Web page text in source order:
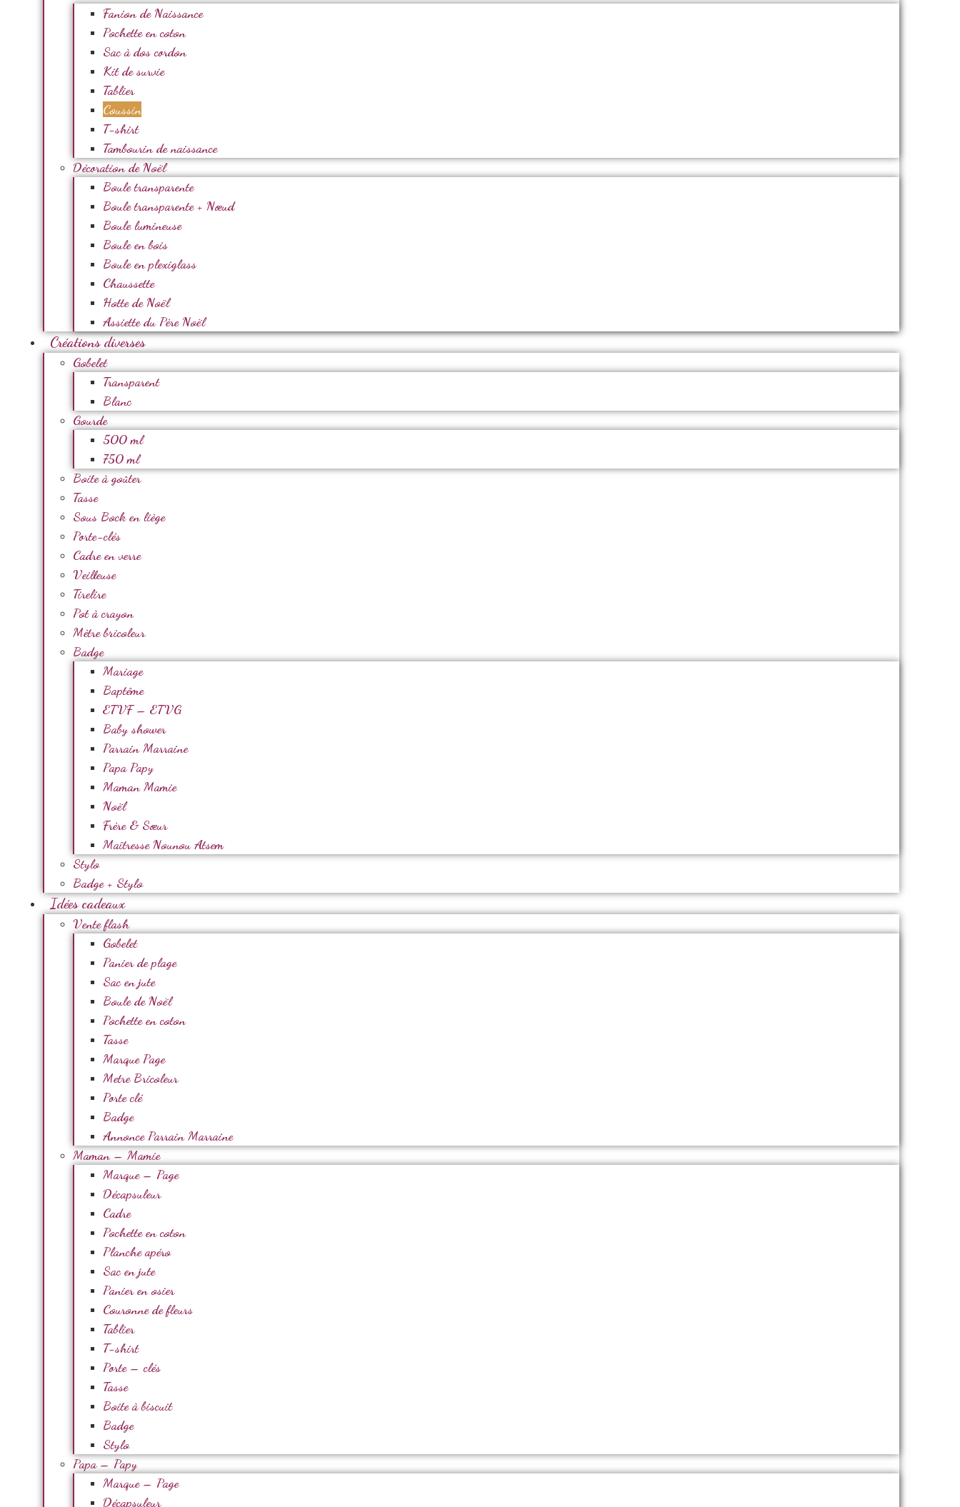
Fanion de Naissance
Pochette en coton
Sac à dos cordon
Kit de survie
Tablier
Coussin
T-shirt
Tambourin de naissance
Décoration de Noël
Boule transparente
Boule transparente + Nœud
Boule lumineuse
Boule en bois
Boule en plexiglass
Chaussette
Hotte de Noël
Assiette du Père Noël
Créations diverses
Gobelet
Transparent
Blanc
Gourde
500 ml
750 ml
Boite à goûter
Tasse
Sous Bock en liège
Porte-clés
Cadre en verre
Veilleuse
Tirelire
Pot à crayon
Mètre bricoleur
Badge
Mariage
Baptême
ETVF – ETVG
Baby shower
Parrain Marraine
Papa Papy
Maman Mamie
Noël
Frère & Sœur
Maîtresse Nounou Atsem
Stylo
Badge + Stylo
Idées cadeaux
Vente flash
Gobelet
Panier de plage
Sac en jute
Boule de Noël
Pochette en coton
Tasse
Marque Page
Metre Bricoleur
Porte clé
Badge
Annonce Parrain Marraine
Maman – Mamie
Marque – Page
Décapsuleur
Cadre
Pochette en coton
Planche apéro
Sac en jute
Panier en osier
Couronne de fleurs
Tablier
T-shirt
Porte – clés
Tasse
Boite à biscuit
Badge
Stylo
Papa – Papy
Marque – Page
Décapsuleur